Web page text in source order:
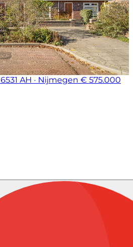
6531 AH · Nijmegen € 575.000